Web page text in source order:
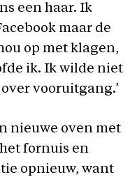
een haar. Ik
maar de
op met klagen,
ik. Ik wilde niet
vooruitgang.’
nieuwe oven met
fornuis en
opnieuw, want